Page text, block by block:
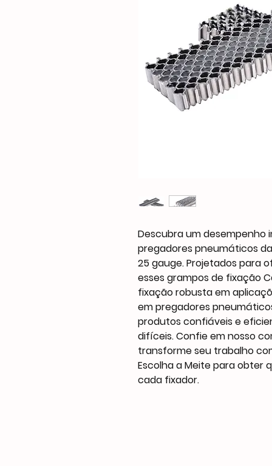
Descubra um desempenho
pregadores pneumáticos
25 gauge. Projetados para
esses grampos de fixação
fixação robusta em
em pregadores
produtos confiáveis e
difíceis. Confie em nosso
transforme seu trabalho
Escolha a Meite para obter
cada fixador.